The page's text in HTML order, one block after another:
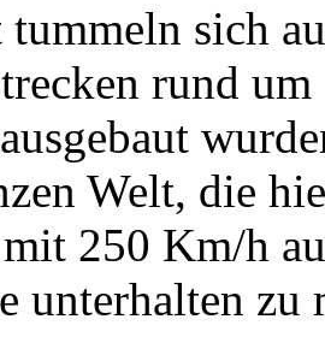
tummeln sich
rund
Welt, die
250 Km/h
unterhalten zu